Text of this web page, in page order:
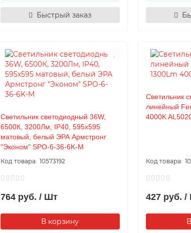
Быстрый заказ
Светильник светодиодный 36W,
6500К, 3200Лм, IP40, 595x595
матовый, белый ЭРА Армстронг
"Эконом" SPO-6-36-6K-M
10573192
764 руб. / Шт
В корзину
Светильник
линейный
4000K
427 руб.